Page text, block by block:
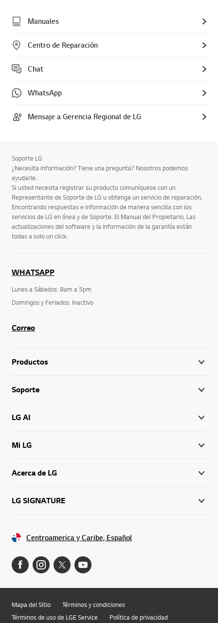
Manuales
Centro de Reparación
Chat
WhatsApp
Mensaje a Gerencia Regional de LG
Soporte LG
¿Necesita información? Tiene una pregunta? Nosotros podemos
ayudarle.
Si usted necesita registrar su producto comuníquese con un
Representante de Soporte de LG u obtenga un servicio de reparación.
Encontrando respuestas e información de manera sencilla con los
servicios de LG en línea y de Soporte. El Manual del Propietario, Las
actualizaciones del software y la información de la garantía están
todas a solo un click.
WHATSAPP
Lunes a Sábados: 8am a 5pm
Domingos y Feriados: Inactivo
Correo
Productos
Soporte
LG AI
Mi LG
Acerca de LG
LG SIGNATURE
Centroamerica y Caribe, Español
Mapa del Sitio
Términos y condiciones
Términos de uso de LGE Service
Política de privacidad